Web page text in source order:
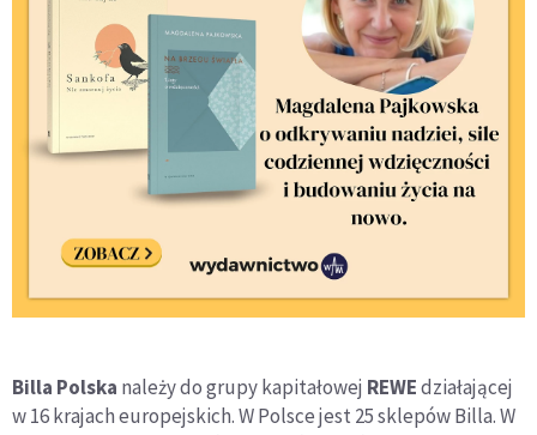
Billa Polska należy do grupy kapitałowej REWEdziałającej
w 16 krajach europejskich. W Polsce jest 25 sklepów Billa. W